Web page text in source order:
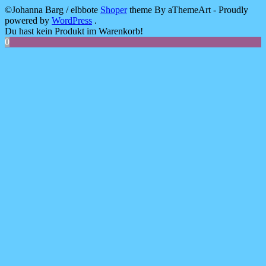
©Johanna Barg / elbbote Shopertheme By aThemeArt - Proudly
powered by WordPress .
Du hast kein Produkt im Warenkorb!
0